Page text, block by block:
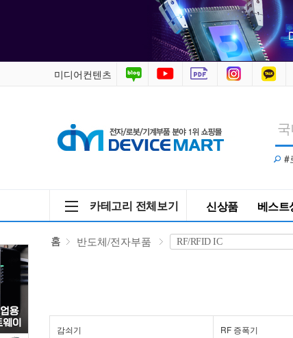
RF/RFID
IC
>
미디어컨텐츠
#
카테고리 전체보기 신상품 베스트
홈 반도체/전자부품
감쇠기 RF 증폭기